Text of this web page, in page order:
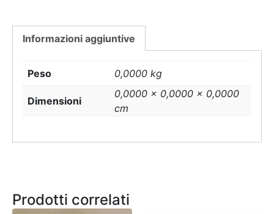
Informazioni aggiuntive
Peso 0,0000 kg
Dimensioni
0,0000 × 0,0000 × 0,0000
cm
Prodotti correlati